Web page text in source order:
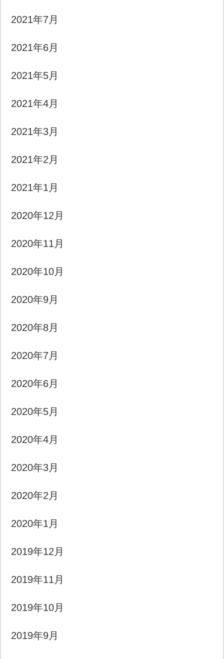
2021年7月
2021年6月
2021年5月
2021年4月
2021年3月
2021年2月
2021年1月
2020年12月
2020年11月
2020年10月
2020年9月
2020年8月
2020年7月
2020年6月
2020年5月
2020年4月
2020年3月
2020年2月
2020年1月
2019年12月
2019年11月
2019年10月
2019年9月